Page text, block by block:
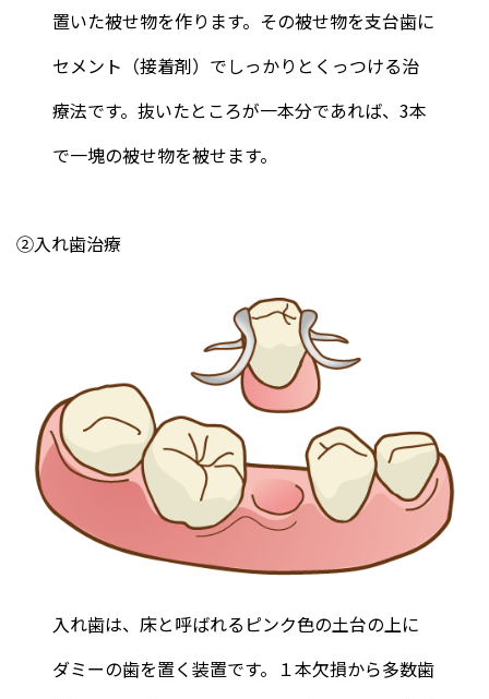
置いた被せ物を作ります。その被せ物を支台歯に
セメント（接着剤）でしっかりとくっつける治
療法です。抜いたところが一本分であれば、3本
で一塊の被せ物を被せます。
②入れ歯治療
入れ歯は、床と呼ばれるピンク色の土台の上に
ダミーの歯を置く装置です。１本欠損から多数歯